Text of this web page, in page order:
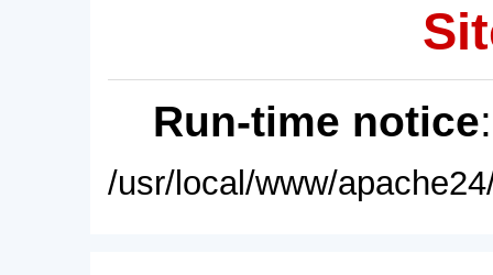
Run-time notice
/usr/local/www/